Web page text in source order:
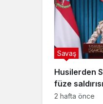
Husilerden
füze
Savaş
2 hafta önce